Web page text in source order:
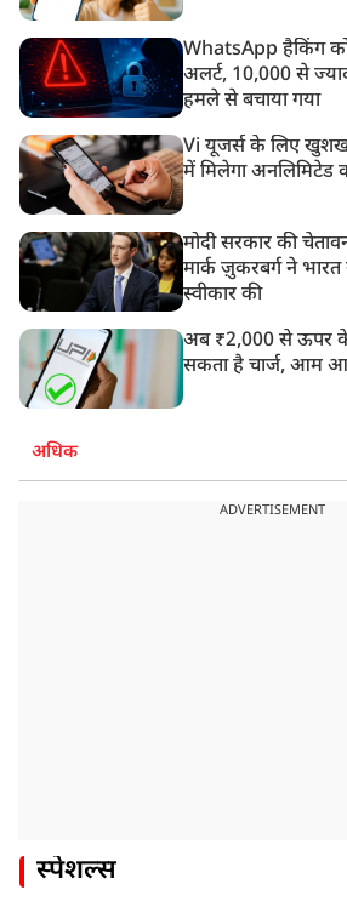
WhatsApp हैकिंग
अलर्ट, 10,000 से
हमले से बचाया गया
Vi यूजर्स के लिए
में मिलेगा अनलिमिटेड
मोदी सरकार की
मार्क ज़ुकरबर्ग ने
स्वीकार की
अब ₹2,000 से ऊपर
सकता है चार्ज, आम
अधिक
ADVERTISEMENT
स्पेशल्स